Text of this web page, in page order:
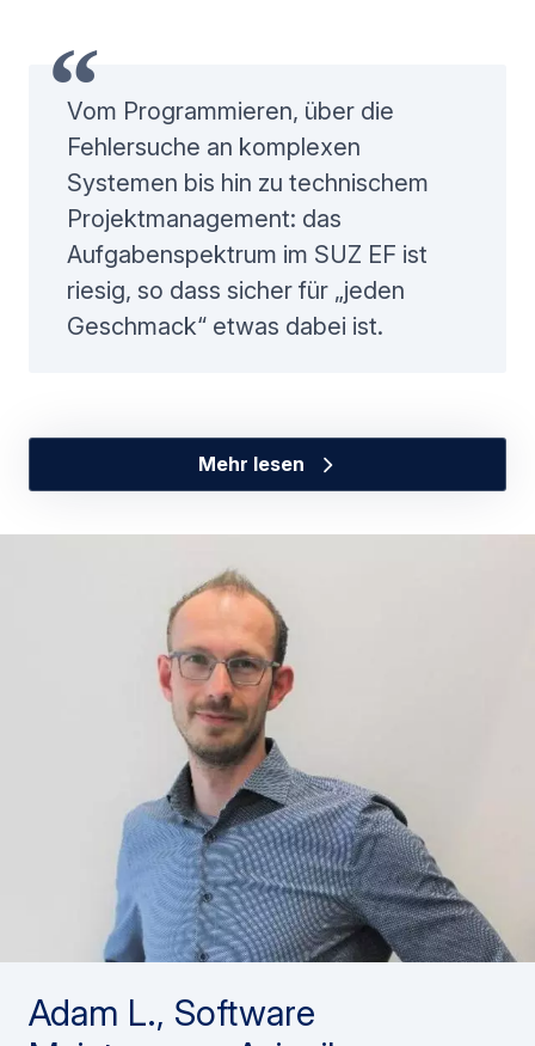
Vom Programmieren, über die
Fehlersuche an komplexen
Systemen bis hin zu technischem
Projektmanagement: das
Aufgabenspektrum im SUZ EF ist
riesig, so dass sicher für „jeden
Geschmack“ etwas dabei ist.
Mehr lesen
Adam L., Software